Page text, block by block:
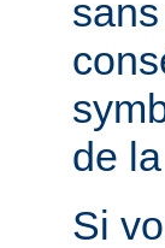
de
Si